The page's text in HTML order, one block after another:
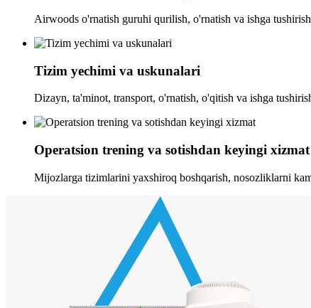
Airwoods o'rnatish guruhi qurilish, o'rnatish va ishga
Tizim yechimi va uskunalari
Dizayn, ta'minot, transport, o'rnatish, o'qitish va ishga
Operatsion trening va sotishdan keyingi xizmat
Mijozlarga tizimlarini yaxshiroq boshqarish, nosozliklarni